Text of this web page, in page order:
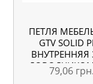
ПЕТЛЯ
GTV SOLID
ВНУТРЕННЯЯ
ДОВОДЧИКОМ
DCHCB07-
79,06 грн.